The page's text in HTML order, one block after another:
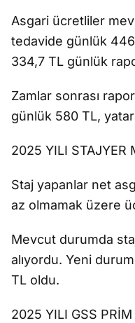
Asgari ücretliler
tedavide günlük
334,7 TL günlük
Zamlar sonrası
günlük 580 TL,
2025 YILI STAJYER
Staj yapanlar net
az olmamak üzere
Mevcut durumda
alıyordu. Yeni
TL oldu.
2025 YILI GSS PRİM